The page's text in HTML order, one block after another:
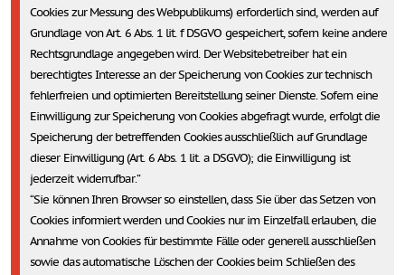
Cookies zur Messung des Webpublikums) erforderlich sind, werden auf
Grundlage von Art. 6 Abs. 1 lit. f DSGVO gespeichert, sofern keine andere
Rechtsgrundlage angegeben wird. Der Websitebetreiber hat ein
berechtigtes Interesse an der Speicherung von Cookies zur technisch
fehlerfreien und optimierten Bereitstellung seiner Dienste. Sofern eine
Einwilligung zur Speicherung von Cookies abgefragt wurde, erfolgt die
Speicherung der betreffenden Cookies ausschließlich auf Grundlage
dieser Einwilligung (Art. 6 Abs. 1 lit. a DSGVO); die Einwilligung ist
jederzeit widerrufbar.
Sie können Ihren Browser so einstellen, dass Sie über das Setzen von
Cookies informiert werden und Cookies nur im Einzelfall erlauben, die
Annahme von Cookies für bestimmte Fälle oder generell ausschließen
sowie das automatische Löschen der Cookies beim Schließen des